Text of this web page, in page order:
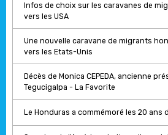
Infos de choix sur les caravanes de
vers les USA
Une nouvelle caravane de migrants
vers les Etats-Unis
Décès de Monica CEPEDA, ancienne
Tegucigalpa - La Favorite
Le Honduras a commémoré les 20 ans